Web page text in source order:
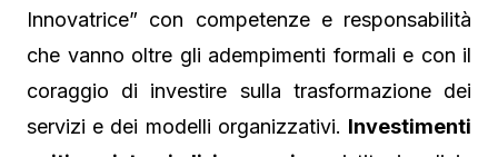
Innovatrice” con competenze e responsabilità
che vanno oltre gli adempimenti formali e con il
coraggio di investire sulla trasformazione dei
servizi e dei modelli organizzativi. Investimenti